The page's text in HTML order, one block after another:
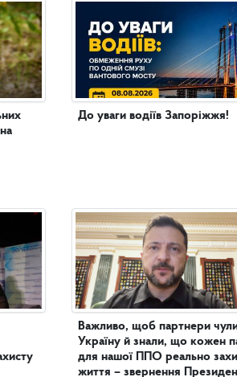
До уваги водіїв Запоріжжя!
Важливо, щоб партнери
Україну й знали, що кожен
для нашої ППО реально
життя – звернення